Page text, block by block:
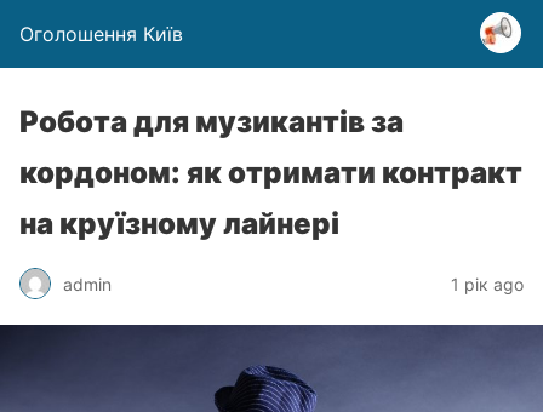
Оголошення Київ
Робота для музикантів за
кордоном: як отримати контракт
на круїзному лайнері
admin 1 рік ago